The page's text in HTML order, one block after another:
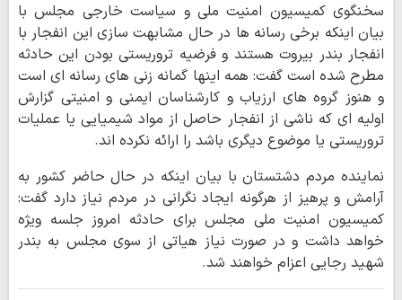
سخنگوی کمیسیون امنیت ملی و سیاست خارجی مجلس با
بیان اینکه برخی رسانه ها در حال مشابهت سازی این انفجار با
انفجار بندر بیروت هستند و فرضیه تروریستی بودن این حادثه
مطرح شده است گفت: همه اینها گمانه زنی های رسانه ای است
و هنوز گروه های ارزیاب و کارشناسان ایمنی و امنیتی گزارش
اولیه ای که ناشی از انفجار حاصل از مواد شیمیایی یا عملیات
تروریستی یا موضوع دیگری باشد را ارائه نکرده اند.
نماینده مردم دشتستان با بیان اینکه در حال حاضر کشور به
آرامش و پرهیز از هرگونه ایجاد نگرانی در مردم نیاز دارد گفت:
کمیسیون امنیت ملی مجلس برای حادثه امروز جلسه ویژه
خواهد داشت و در صورت نیاز هیاتی از سوی مجلس به بندر
شهید رجایی اعزام خواهند شد.